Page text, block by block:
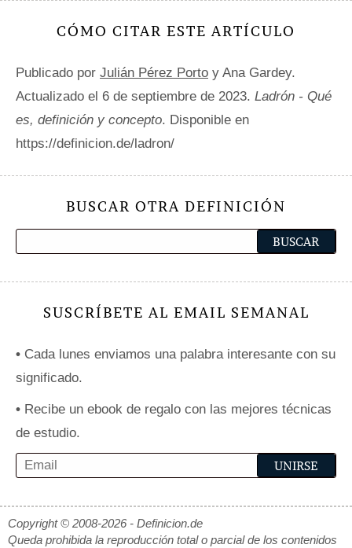
CÓMO CITAR ESTE ARTÍCULO
Publicado por Julián Pérez Porto y Ana Gardey.
Actualizado el 6 de septiembre de 2023. Ladrón - Qué
es, definición y concepto. Disponible en
https://definicion.de/ladron/
BUSCAR OTRA DEFINICIÓN
SUSCRÍBETE AL EMAIL SEMANAL
• Cada lunes enviamos una palabra interesante con su
significado.
• Recibe un ebook de regalo con las mejores técnicas
de estudio.
Copyright © 2008-2026 - Definicion.de
Queda prohibida la reproducción total o parcial de los contenidos